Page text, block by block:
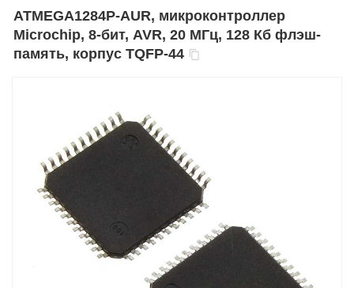
ATMEGA1284P-AUR, микроконтроллер
Microchip, 8-бит, AVR, 20 МГц, 128 Кб флэш-
память, корпус TQFP-44